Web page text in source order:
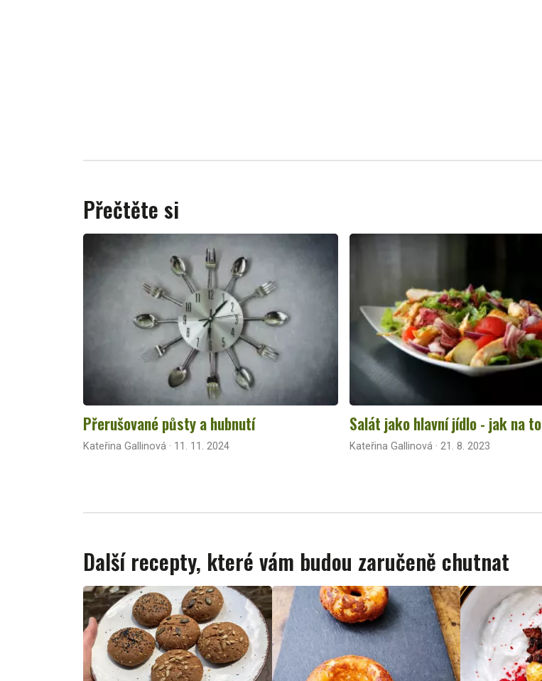
Přečtěte si
Přerušované půsty a hubnutí
Kateřina Gallinová · 11. 11. 2024
Salát jako hlavní jídlo - jak na to
Kateřina Gallinová · 21. 8. 2023
Další recepty, které vám budou zaručeně chutnat